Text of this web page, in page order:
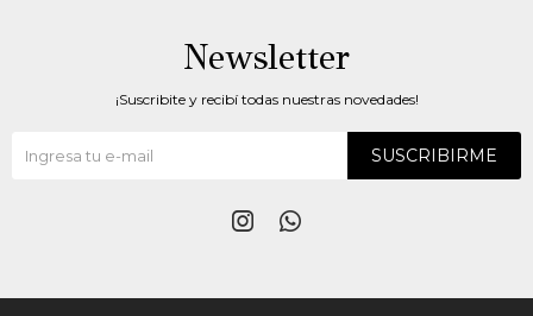
Newsletter
¡Suscribite y recibí todas nuestras novedades!
SUSCRIBIRME
 